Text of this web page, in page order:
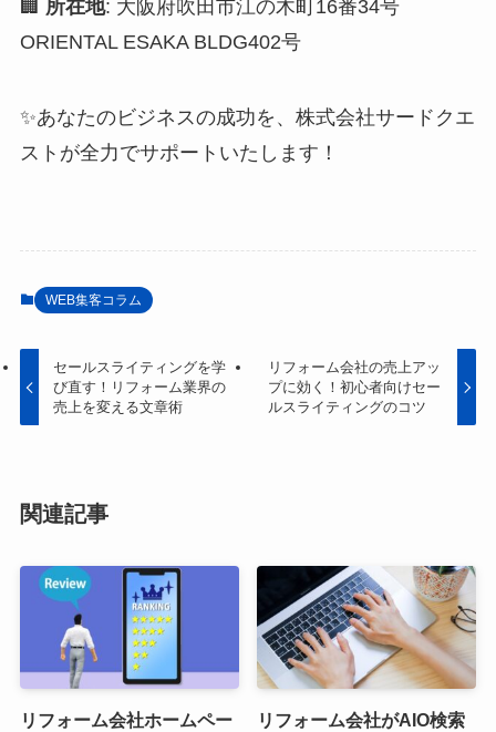
🏢 所在地: 大阪府吹田市江の木町16番34号
ORIENTAL ESAKA BLDG402号
✨あなたのビジネスの成功を、株式会社サードクエ
ストが全力でサポートいたします！
WEB集客コラム
セールスライティングを学
び直す！リフォーム業界の
売上を変える文章術
リフォーム会社の売上アッ
プに効く！初心者向けセー
ルスライティングのコツ
関連記事
リフォーム会社ホームペー
リフォーム会社がAIO検索